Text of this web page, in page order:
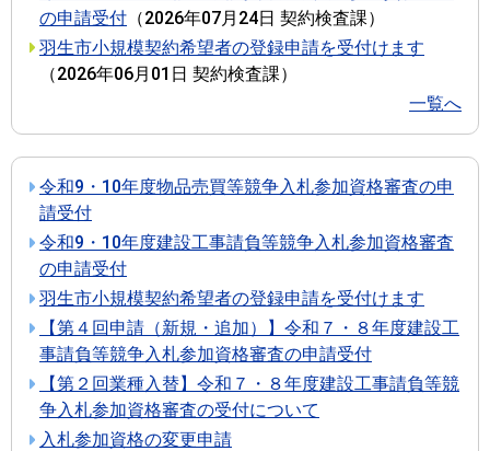
の申請受付 （2026年07月24日 契約検査課）
羽生市小規模契約希望者の登録申請を受付けます
（2026年06月01日 契約検査課）
一覧へ
令和9・10年度物品売買等競争入札参加資格審査の申
請受付
令和9・10年度建設工事請負等競争入札参加資格審査
の申請受付
羽生市小規模契約希望者の登録申請を受付けます
【第４回申請（新規・追加）】令和７・８年度建設工
事請負等競争入札参加資格審査の申請受付
【第２回業種入替】令和７・８年度建設工事請負等競
争入札参加資格審査の受付について
入札参加資格の変更申請